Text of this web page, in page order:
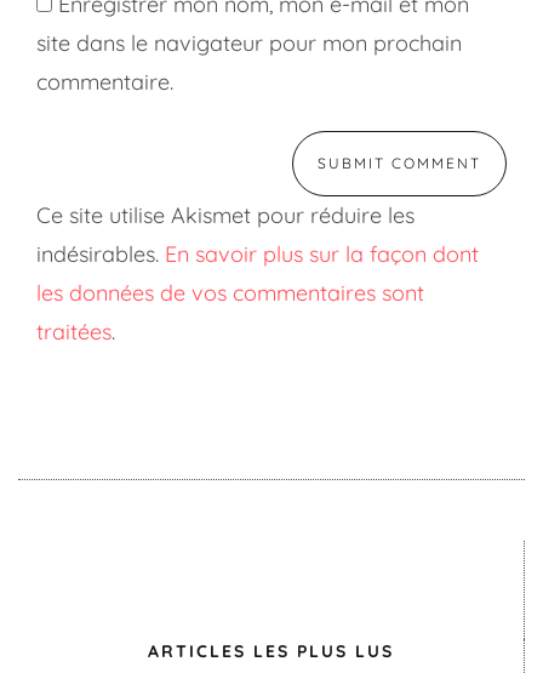
site dans le navigateur pour mon prochain
commentaire.
Ce site utilise Akismet pour réduire les
indésirables. En savoir plus sur la façon dont
les données de vos commentaires sont
traitées.
ARTICLES LES PLUS LUS